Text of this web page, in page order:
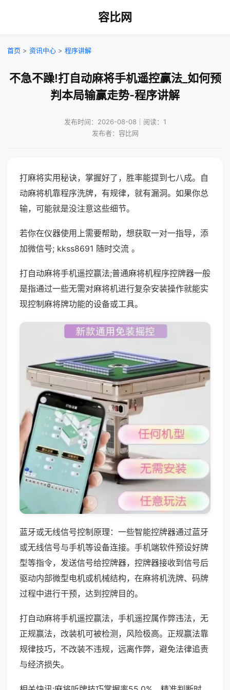
容比网
首页 > 资讯中心 > 程序讲解
不急不躁!打自动麻将手机遥控赢法_如何预
判本局输赢走势-程序讲解
发布时间：2026-08-08｜阅读：1
发布者：容比网
打麻将实用秘诀，掌握好了，胜率能提到七八成。自
动麻将机靠程序洗牌，有规律，就有漏洞。如果你总
输，可能就是没注意这些细节。
若你在仪器使用上需要帮助，想获取一对一指导，添
加微信号; kkss8691 随时交流 。
打自动麻将手机遥控赢法;普通麻将机程序控牌器一般
是指通过一些无需对麻将机进行复杂安装操作就能实
现控制麻将牌功能的设备或工具。
蓝牙或无线信号控制原理：一些智能控牌器通过蓝牙
或无线信号与手机等设备连接。手机端软件预设好牌
型等指令，发送信号给控牌器，控牌器接收到信号后
驱动内部微型电机或机械结构，在麻将机洗牌、码牌
过程中进行干预，达到控牌目的。
打自动麻将手机遥控赢法，手机遥控属作弊违法，无
正规赢法，改装机可被检测，风险极高。正规赢法靠
规律技巧，不改装不违规，远离作弊，避免法律追责
与经济损失。